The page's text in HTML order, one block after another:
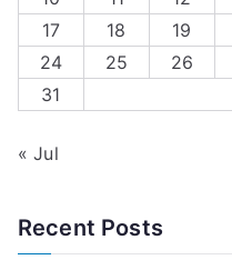
17
18 19
24
25 26
31
« Jul
Recent Posts